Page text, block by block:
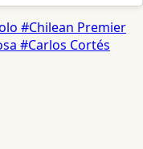
#Chilean Premier
#Carlos Cortés